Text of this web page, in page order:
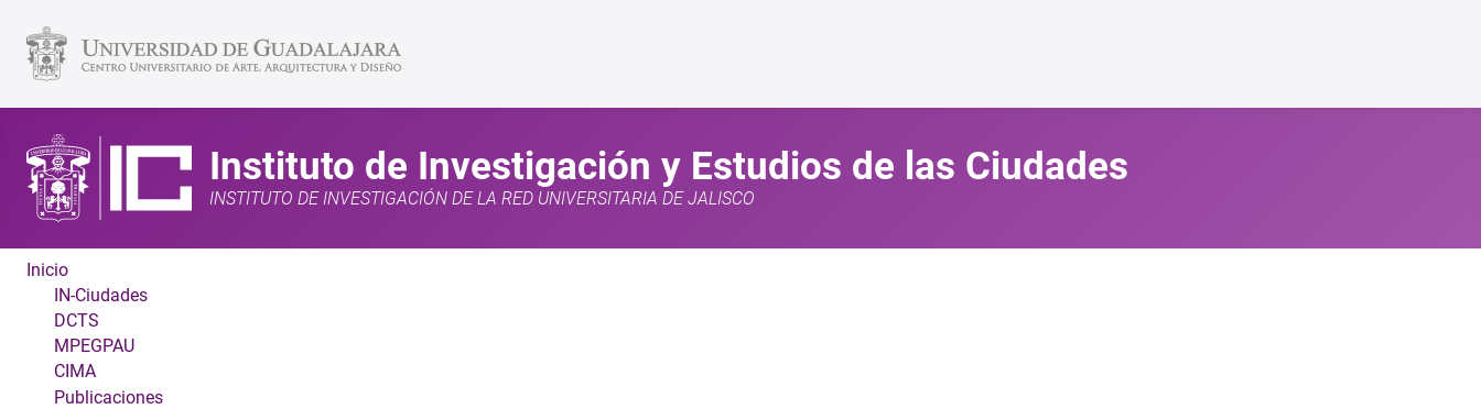
Instituto de Investigación y Estudios de las Ciudades
INSTITUTO DE INVESTIGACIÓN DE LA RED UNIVERSITARIA DE JALISCO
Inicio
IN-Ciudades
DCTS
MPEGPAU
CIMA
Publicaciones